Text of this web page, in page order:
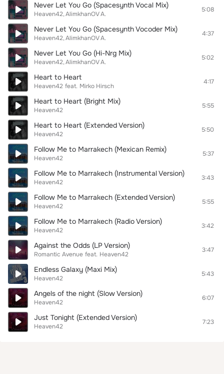
Never Let You Go (Spacesynth Vocal Mix)
Heaven42 AlimkhanOV A.
5:08
Never Let You Go (Spacesynth Vocoder Mix)
Heaven42 AlimkhanOV A.
4:37
Never Let You Go (Hi-Nrg Mix)
Heaven42 AlimkhanOV A.
5:02
Heart to Heart
Heaven42 feat. Mirko Hirsch
4:17
Heart to Heart (Bright Mix)
Heaven42
5:55
Heart to Heart (Extended Version)
Heaven42
5:50
Follow Me to Marrakech (Mexican Remix)
Heaven42
5:37
Follow Me to Marrakech (Instrumental Version)
Heaven42
3:43
Follow Me to Marrakech (Extended Version)
Heaven42
5:55
Follow Me to Marrakech (Radio Version)
Heaven42
3:42
Against the Odds (LP Version)
Romantic Avenue feat. Heaven42
3:47
Endless Galaxy (Maxi Mix)
Heaven42
5:43
Angels of the night (Slow Version)
Heaven42
6:07
Just Tonight (Extended Version)
Heaven42
7:23